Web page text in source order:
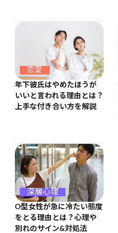
恋愛
年下彼氏はやめたほうが
いいと言われる理由とは？
上手な付き合い方を解説
深層心理
O型女性が急に冷たい態度
をとる理由とは？心理や
別れのサイン&対処法